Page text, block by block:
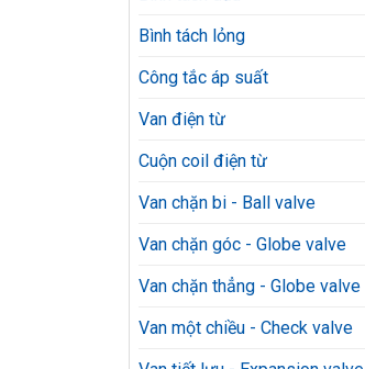
Bình tách lỏng
Công tắc áp suất
Van điện từ
Cuộn coil điện từ
Van chặn bi - Ball valve
Van chặn góc - Globe valve
Van chặn thẳng - Globe valve
Van một chiều - Check valve